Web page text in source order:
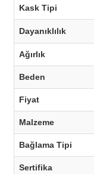
Kask Tipi
Dayanıklılık
Ağırlık
Beden
Fiyat
Malzeme
Bağlama Tipi
Sertifika